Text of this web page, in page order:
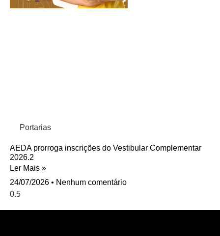
Portarias
AEDA prorroga inscrições do Vestibular Complementar
2026.2
Ler Mais »
24/07/2026
Nenhum comentário